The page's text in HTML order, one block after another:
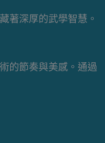
著深厚的武學智慧。
的節奏與美感。通過